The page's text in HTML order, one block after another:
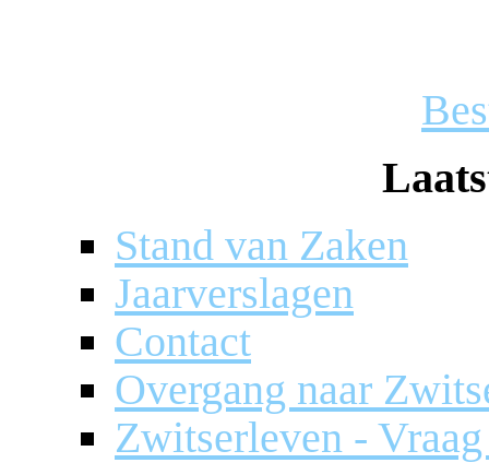
Stand van Zaken
Jaarverslagen
Contact
Overgang naar
Zwitserleven -